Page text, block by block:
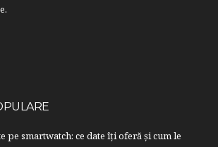
pe smartwatch: ce date îți oferă și cum le